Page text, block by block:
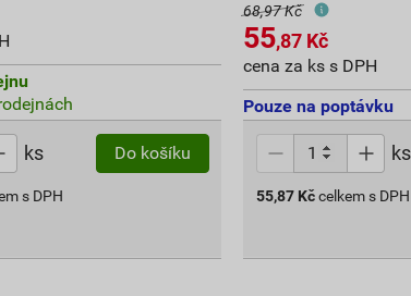
ks Do košíku
s DPH
68,97 Kč
55,87 Kč
cena za ks s DPH
Pouze na poptávku
ks
55,87 Kčcelkem s DPH